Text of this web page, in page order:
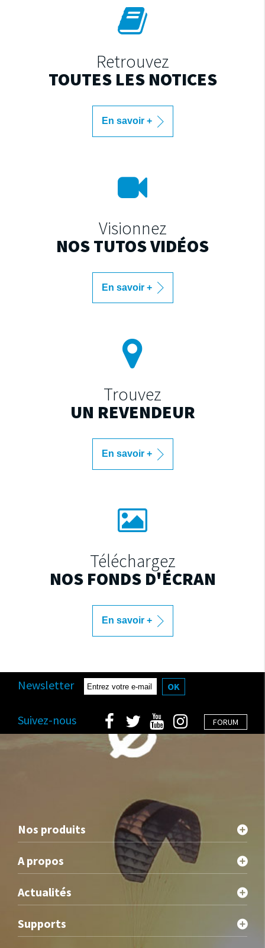
Retrouvez
TOUTES LES NOTICES
En savoir +
Visionnez
NOS TUTOS VIDÉOS
En savoir +
Trouvez
UN REVENDEUR
En savoir +
Téléchargez
NOS FONDS D'ÉCRAN
En savoir +
Newsletter OK
FORUM
Suivez-nous
Nos produits
A propos
Actualités
Supports